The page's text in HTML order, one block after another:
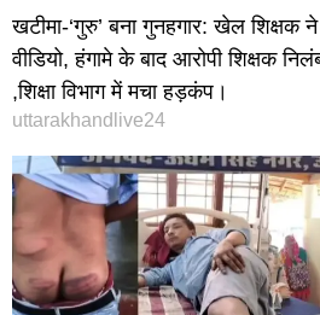
खटीमा-‘गुरु’ बना गुनहगार: खेल शिक्षक
वीडियो, हंगामे के बाद आरोपी शिक्षक
,शिक्षा विभाग में मचा हड़कंप।
uttarakhandlive24